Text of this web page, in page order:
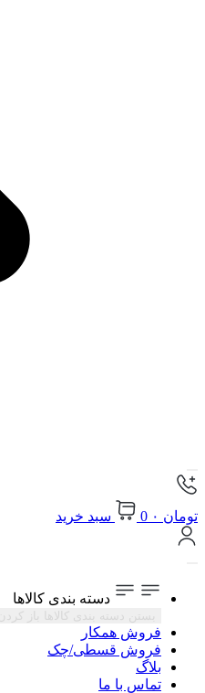
تومان 0 سبد خرید
دسته بندی کالاها
بستن دسته بندی کالاها باز
فروش همکار
فروش قسطی/چک
بلاگ
تماس با ما